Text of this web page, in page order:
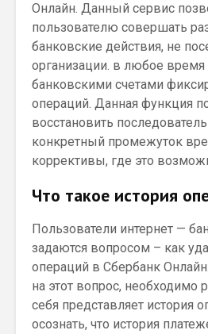
Онлайн. Данный сервис
пользователю совершать
банковские действия, не
организации. в любое время
банковскими счетами
операций. Данная функция
восстановить
конкретный промежуток
коррективы, где это
Что такое история
Пользователи интернет —
задаются вопросом – как
операций в Сбербанк
на этот вопрос, необходимо
себя представляет история
осознать, что история